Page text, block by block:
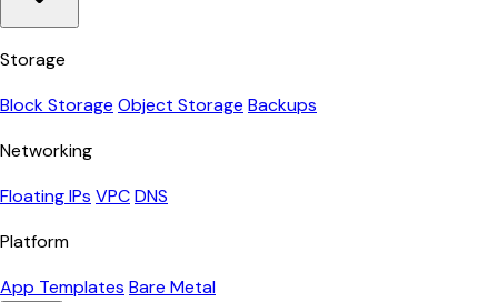
Storage
Block Storage Object Storage Backups
Networking
Floating IPs VPCDNS
Platform
App Templates Bare Metal